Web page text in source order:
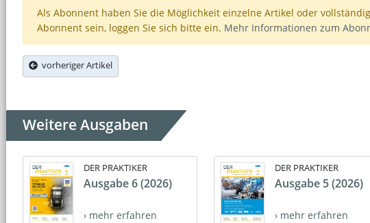
Als Abonnent haben Sie die Möglichkeit einzelne Artikel oder
Abonnent sein, loggen Sie sich bitte ein. Mehr Informationen zum
vorheriger Artikel
Weitere Ausgaben
DER PRAKTIKER
Ausgabe 6 (2026)
› mehr erfahren
DER PRAKTIKER
Ausgabe 5 (2026)
› mehr erfahren